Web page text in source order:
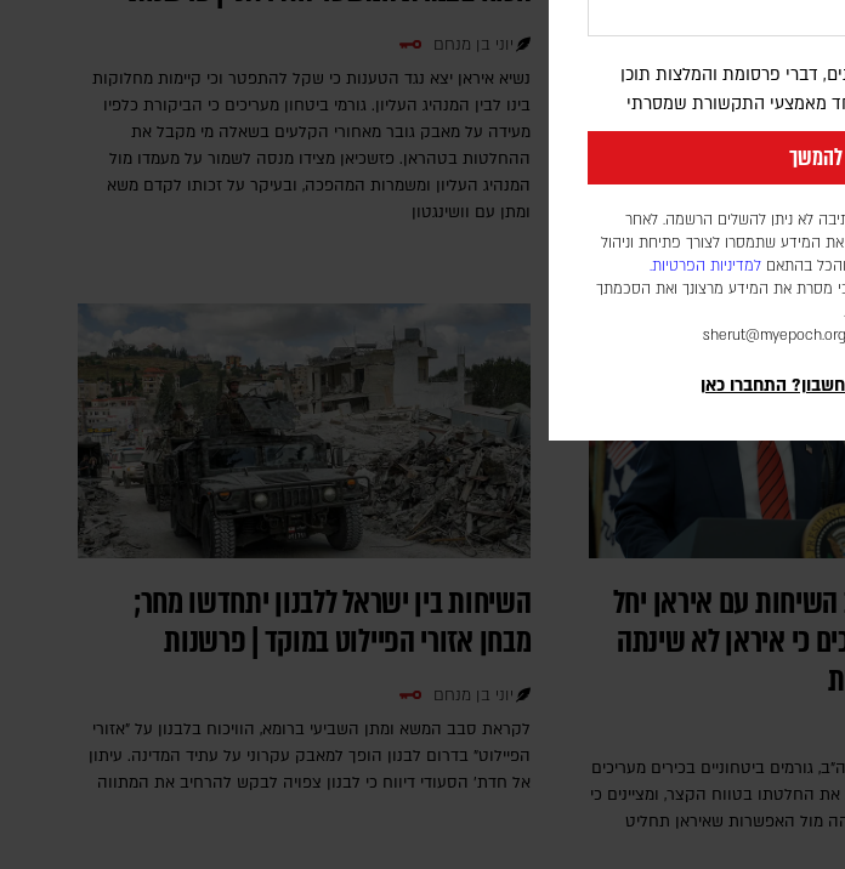
דברי פרסומת והמלצות תוכן
מאמצעי התקשורת שמסרתי
להמשך
לא ניתן להשלים הרשמה. לאחר
המידע שתמסרו לצורך פתיחת וניהול
והכל בהתאם למדיניות הפרטיות.
מסרת את המידע מרצונך ואת הסכמתך
.
התחברו כאן
מנקמה איראנית ומהפיכת תשתיות
מרכזית, מניע את יורש העצר
למניעת הסלמה נוספת
יוני בן מנחם
נשיא איראן יצא נגד הטענות כי שקל להתפטר וכי קיימות מחלוקות
בינו לבין המנהיג העליון. גורמי ביטחון מעריכים כי הביקורת כלפיו
מעידה על מאבק גובר מאחורי הקלעים בשאלה מי מקבל את
ההחלטות בטהראן. פזשכיאן מצידו מנסה לשמור על מעמדו מול
המנהיג העליון ומשמרות המהפכה, ובעיקר על זכותו לקדם משא
ומתן עם וושינגטון
עם איראן יחל
כי איראן לא שינתה
גורמים ביטחוניים בכירים מעריכים
החלטתו בטווח הקצר, ומציינים כי
מול האפשרות שאיראן תחליט
השיחות בין ישראל ללבנון יתחדשו מחר;
מבחן אזורי הפיילוט במוקד | פרשנות
יוני בן מנחם
לקראת סבב המשא ומתן השביעי ברומא, הוויכוח בלבנון על "אזורי
הפיילוט" בדרום לבנון הופך למאבק עקרוני על עתיד המדינה. עיתון
אל חדת' הסעודי דיווח כי לבנון צפויה לבקש להרחיב את המתווה